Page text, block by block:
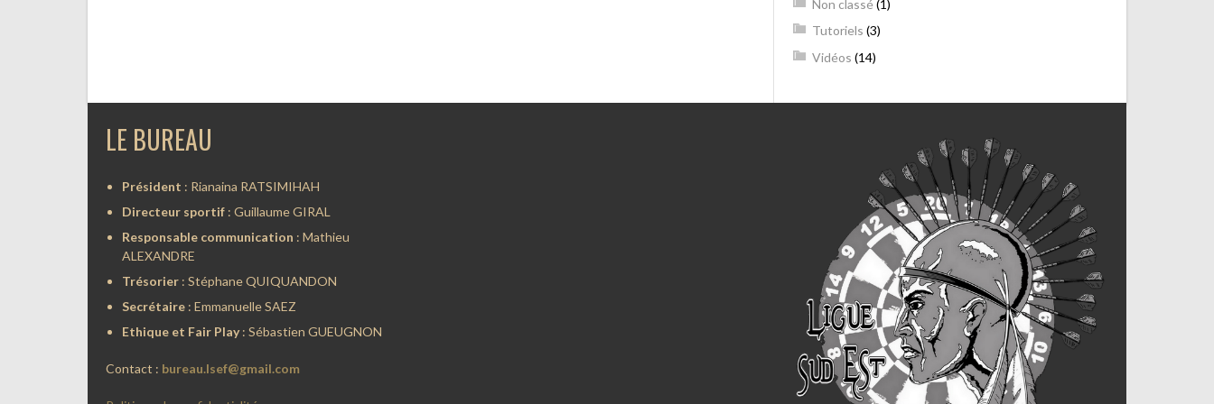
Non classé (1)
Tutoriels (3)
Vidéos (14)
LE BUREAU
Président : Rianaina RATSIMIHAH
Directeur sportif: Guillaume GIRAL
Responsable communication : Mathieu
ALEXANDRE
Trésorier : Stéphane QUIQUANDON
Secrétaire: Emmanuelle SAEZ
Ethique et Fair Play: Sébastien GUEUGNON
Contact : bureau.lsef@gmail.com